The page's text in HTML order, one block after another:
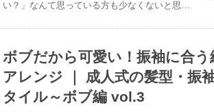
い？」なんて思っている方も少なくないと思…
ボブだから可愛い！振袖に合う
アレンジ ｜ 成人式の髪型・振
タイル～ボブ編 vol.3